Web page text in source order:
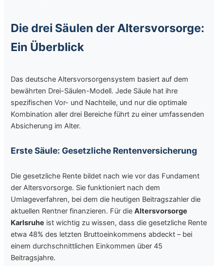
Die drei Säulen der Altersvorsorge:
Ein Überblick
Das deutsche Altersvorsorgensystem basiert auf dem
bewährten Drei-Säulen-Modell. Jede Säule hat ihre
spezifischen Vor- und Nachteile, und nur die optimale
Kombination aller drei Bereiche führt zu einer umfassenden
Absicherung im Alter.
Erste Säule: Gesetzliche Rentenversicherung
Die gesetzliche Rente bildet nach wie vor das Fundament
der Altersvorsorge. Sie funktioniert nach dem
Umlageverfahren, bei dem die heutigen Beitragszahler die
aktuellen Rentner finanzieren. Für dieAltersvorsorge
Karlsruhe ist wichtig zu wissen, dass die gesetzliche Rente
etwa 48% des letzten Bruttoeinkommens abdeckt – bei
einem durchschnittlichen Einkommen über 45
Beitragsjahre.